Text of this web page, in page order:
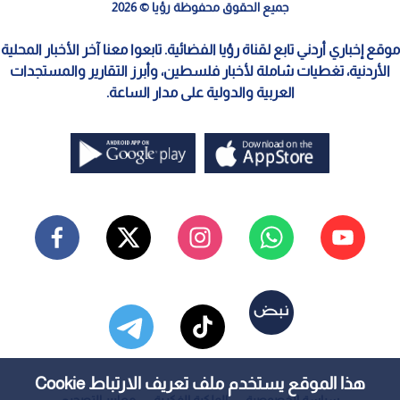
هذا الموقع يستخدم ملف تعريف الارتباط Cookie
جميع الحقوق محفوظة رؤيا © 2026
موقع إخباري أردني تابع لقناة رؤيا الفضائية. تابعوا معنا آخر الأخبار المحلية
الأردنية، تغطيات شاملة لأخبار فلسطين، وأبرز التقارير والمستجدات
العربية والدولية على مدار الساعة.